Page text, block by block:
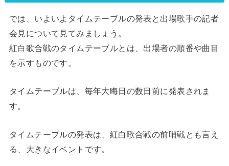
では、いよいよタイムテーブルの発表と出場歌手の記者
会見について見てみましょう。
紅白歌合戦のタイムテーブルとは、出場者の順番や曲目
を示すものです。
タイムテーブルは、毎年大晦日の数日前に発表されま
す。
タイムテーブルの発表は、紅白歌合戦の前哨戦とも言え
る、大きなイベントです。